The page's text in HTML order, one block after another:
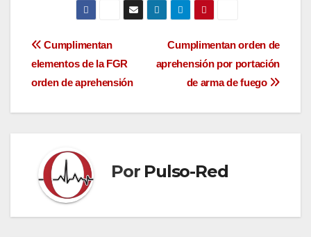
Navegación
de
entradas
Cumplimentan orden de
aprehensión por portación
de arma de fuego
Cumplimentan
elementos de la FGR
orden de aprehensión
Por Pulso-Red